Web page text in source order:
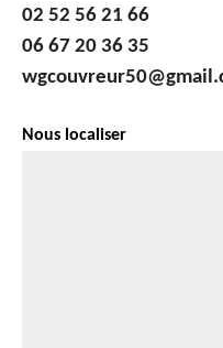
02 52 56 21 66
06 67 20 36 35
Nous localiser